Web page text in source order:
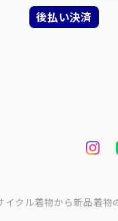
後払い決済
イクル着物から新品着物